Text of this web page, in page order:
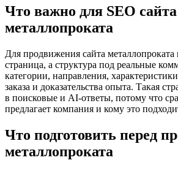
Что важно для SEO сайта
металлопроката
Для продвижения сайта
страница, а структура под реальные
категории, направления,
заказа и доказательства опыта. Такая
в поисковые и AI-ответы, потому что
предлагает компания и кому это
Что подготовить перед
металлопроката